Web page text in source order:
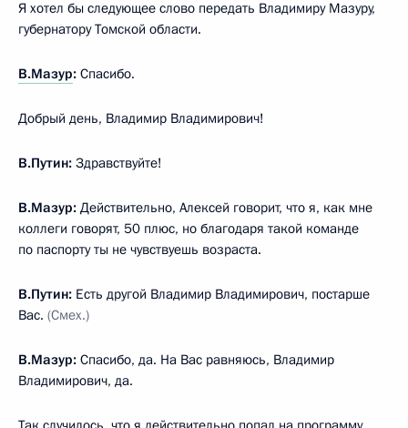
Я хотел бы следующее слово передать Владимиру Мазуру,
губернатору Томской области.
В.Мазур: Спасибо.
Добрый день, Владимир Владимирович!
В.Путин: Здравствуйте!
В.Мазур: Действительно, Алексей говорит, что я, как мне
коллеги говорят, 50 плюс, но благодаря такой команде
по паспорту ты не чувствуешь возраста.
В.Путин: Есть другой Владимир Владимирович, постарше
Вас. (Смех.)
В.Мазур: Спасибо, да. На Вас равняюсь, Владимир
Владимирович, да.